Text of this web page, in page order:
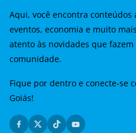
Aqui, você encontra
eventos, economia e muito
atento às novidades que
comunidade.
Fique por dentro e conecte-se
Goiás!